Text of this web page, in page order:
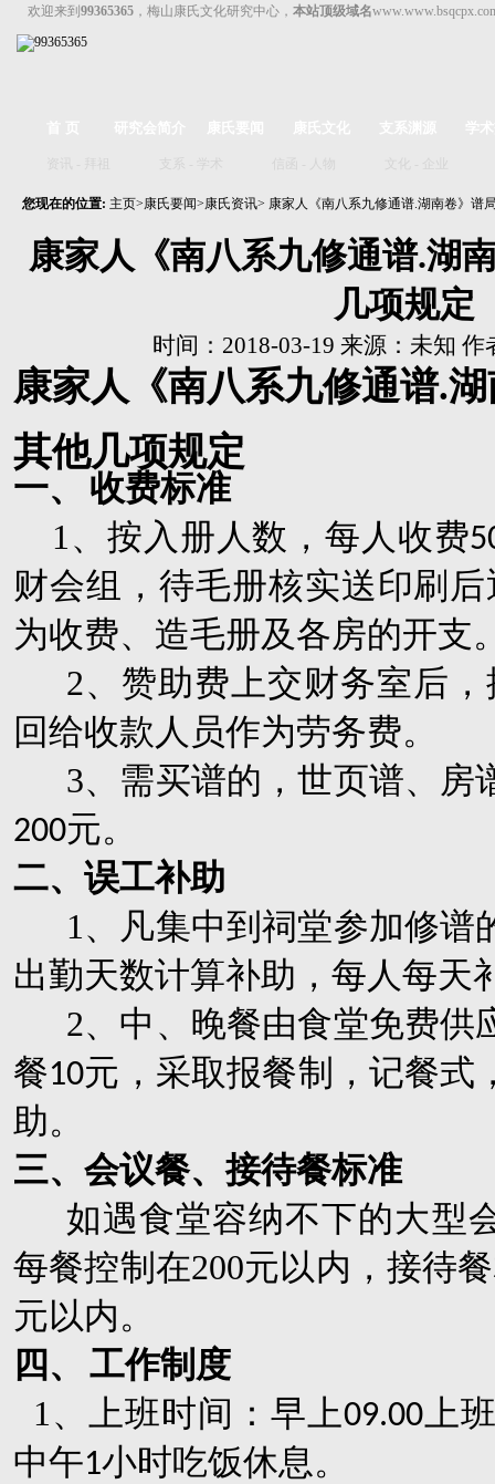
欢迎来到 99365365 ，梅山康氏文化研究中心， 本站顶级域名
您现在的位置: 主页>康氏要闻>康氏资讯> 康家人《南八系九修通谱.湖南卷》谱
康家人《南八系九修通谱.湖
几项规定
时间：2018-03-19 来源：未知
康家人《南八系九修通谱.
其他几项规定
一、
收费标准
1 、按入册人数，每人收费
财会组，待毛册核实送印刷
为收费、造毛册及各房的开支
2、赞助费上交财务室后
回给收款人员作为劳务费。
3、需买谱的，世页谱、房
200元。
二、误工补助
1 、凡集中到祠堂参加修谱
出勤天数计算补助，每人每天
2、中、晚餐由食堂免费供
餐10元，采取报餐制，记餐式
助。
三、会议餐、接待餐标准
如遇食堂容纳不下的大型
每餐控制在200元以内，接待
元以内。
四、
工作制度
1 、上班时间：早上09.00 上
中午1小时吃饭休息。